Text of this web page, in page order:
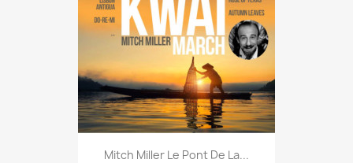
Mitch Miller Le Pont De La...